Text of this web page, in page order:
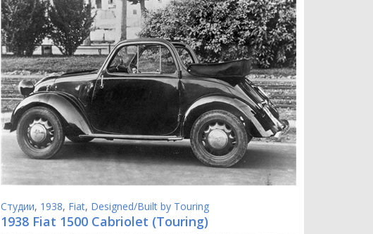
Студии, 1938, Fiat, Designed/Built by Touring
1938 Fiat 1500 Cabriolet (Touring)